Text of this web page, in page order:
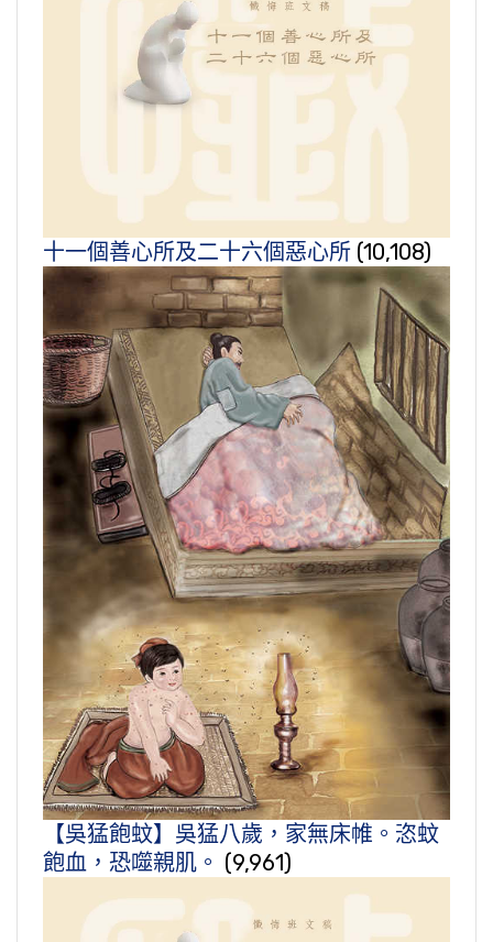
十一個善心所及二十六個惡心所 (10,108)
【吳猛飽蚊】吳猛八歲，家無床帷。恣蚊
飽血，恐噬親肌。 (9,961)